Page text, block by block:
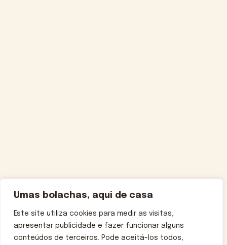
Umas bolachas, aqui de casa
Este site utiliza cookies para medir as visitas,
apresentar publicidade e fazer funcionar alguns
conteúdos de terceiros. Pode aceitá-los todos,